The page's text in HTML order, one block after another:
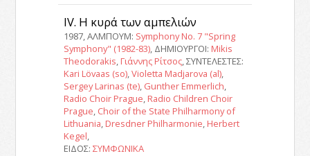
IV. Η κυρά των αμπελιών
1987, ΑΛΜΠΟΥΜ: Symphony No. 7 "Spring
Symphony" (1982-83), ΔΗΜΙΟΥΡΓΟΙ: Mikis
Theodorakis, Γιάννης Ρίτσος, ΣΥΝΤΕΛΕΣΤΕΣ:
Kari Lövaas (so),Violetta Madjarova (al),
Sergey Larinas (te), Gunther Emmerlich,
Radio Choir Prague, Radio Children Choir
Prague, Choir of the State Philharmony of
Lithuania, Dresdner Philharmonie, Herbert
Kegel,
ΕΙΔΟΣ: ΣΥΜΦΩΝΙΚΑ